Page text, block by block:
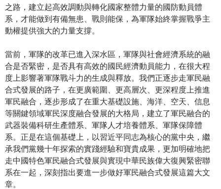
之路，建立起高效調動與轉化國家整體力量的國防動員體
系，才能做到有備無患、戰則能保，為軍隊始終掌握戰爭主
動權提供強大的力量支撐。
當前，軍隊的改革已進入深水區，軍隊與社會經濟系統的融
合是否緊密，是否具有高效的國民經濟動員能力，在很大程
度上影響著軍隊戰斗力的生成與釋放。我們正逐步走軍民融
合式發展的路子，在更廣範圍、更高層次、更深程度上推進
軍民融合，逐步形成了在重大基礎設施、海洋、空天、信息
等關鍵領域軍民深度融合發展的大格局，建立了軍民融合的
武器裝備科研生產體系、軍隊人才培養體系、軍隊保障體
系。正是在這個基礎上，以習近平同志為核心的黨中央，繼
承我們黨幾十年探索的實踐經驗和寶貴成果，更加明確地把
走中國特色軍民融合式發展與實現中華民族偉大復興緊密聯
系在一起，深刻指出要進一步做好軍民融合式發展這篇大文
章。